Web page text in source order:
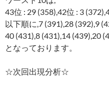
43位 : 29 (358),42位 : 3
以下順に,7 (391),28 (392),9
40 (431),8 (431),14 (439),20
となっております。
☆次回出現分析☆